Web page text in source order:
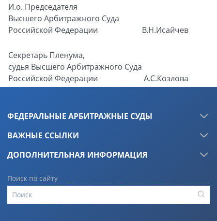
И.о. Председателя
Высшего Арбитражного Суда
Российской Федерации
В.Н.Исайчев
Секретарь Пленума,
судья Высшего Арбитражного Суда
Российской Федерации
А.С.Козлова
ФЕДЕРАЛЬНЫЕ АРБИТРАЖНЫЕ СУДЫ
ВАЖНЫЕ ССЫЛКИ
ДОПОЛНИТЕЛЬНАЯ ИНФОРМАЦИЯ
Поиск по сайту